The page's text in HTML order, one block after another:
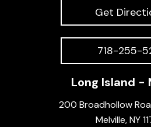
Get
718-255-
Long Island -
200 Broadhollow
Melville, NY